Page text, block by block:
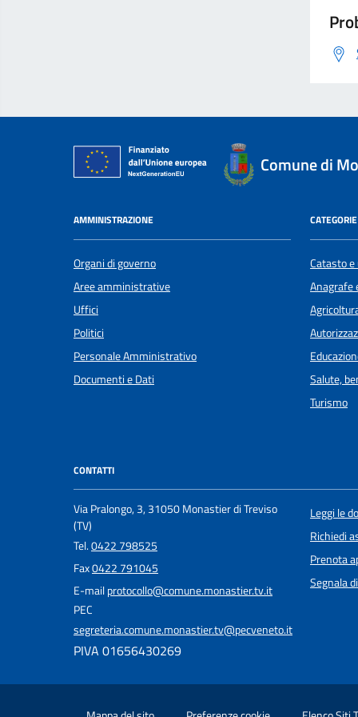
Comune di
AMMINISTRAZIONE
Organi di governo
Aree amministrative
Uffici
Politici
Personale Amministrativo
Documenti e Dati
Catasto
Anagrafe
Salute,
Turismo
CONTATTI
Via Pralongo, 3, 31050 Monastier di Treviso
(TV)
Tel.0422 798525
Fax0422 791045
E-mailprotocollo@comune.monastier.tv.it
PEC
segreteria.comune.monastier.tv@pecveneto.it
PIVA 01656430269
Leggi le
Richiedi
Prenota
Segnala